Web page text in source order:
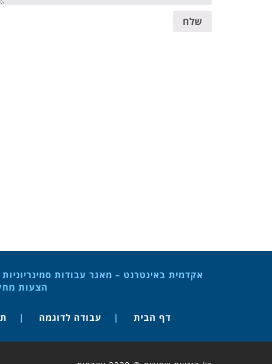
שלח
אקדמית באינטרנט – מאגר עבודות
הצעות
דף הבית עבודה לדוגמה